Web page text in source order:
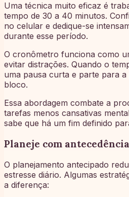
Uma técnica muito eficaz é
tempo de 30 a 40 minutos.
no celular e dedique-se
durante esse período.
O cronômetro funciona como
evitar distrações. Quando o
uma pausa curta e parte para
bloco.
Essa abordagem combate a
tarefas menos cansativas
sabe que há um fim definido
Planeje com antecedência
O planejamento antecipado
estresse diário. Algumas
a diferença: